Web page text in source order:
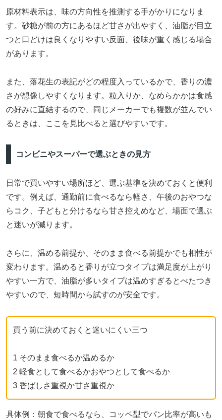
原材料表示は、味の方向性を推測する手がかりになりま
す。砂糖が前の方にあるほど甘さが出やすく、油脂が目立
つと口どけは良くなりやすい反面、後味が重く感じる場合
があります。
また、落花生の表記がどの程度入っているかで、香りの濃
さが想像しやすくなります。粒入りか、なめらかかは食感
の好みに直結するので、同じメーカーでも複数が並んでい
るときは、ここを見比べると選びやすいです。
コンビニやスーパーで選ぶときの見方
日常で買いやすい場所ほど、選ぶ基準を決めておくと便利
です。例えば、通勤前に食べるなら軽さ、午後のおやつな
らコク、子どもと分けるなら甘さ控えめなど、場面で選ぶ
と迷いが減ります。
さらに、温める前提か、そのまま食べる前提かでも相性が
変わります。温めると香りが立つタイプは満足度が上がり
やすい一方で、油脂が多いタイプは温めすぎるとべたつき
やすいので、短時間から試すのが安全です。
買う前に決めておくと迷いにくい三つ
1 そのまま食べるか温めるか
2 軽食として食べるかおやつとして食べるか
3 香ばしさ重視か甘さ重視か
具体例：朝食で食べるなら、コッペ型でパン比率が高いも